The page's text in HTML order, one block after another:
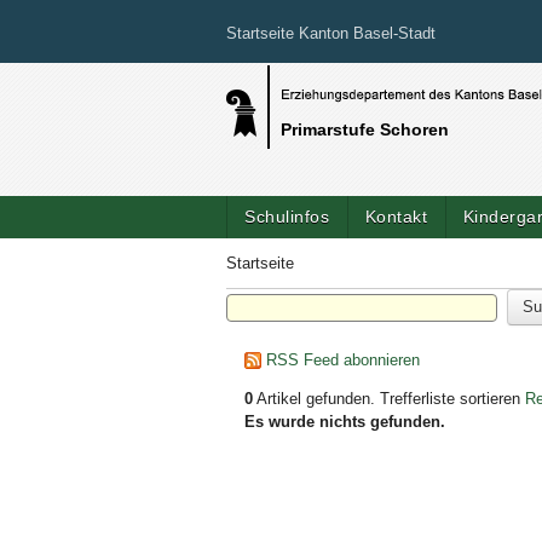
Startseite Kanton Basel-Stadt
Primarstufe Schoren
Schulinfos Kontakt
Startseite
RSS Feed abonnieren
0Artikel gefunden. Trefferliste sortieren
Es wurde nichts gefunden.